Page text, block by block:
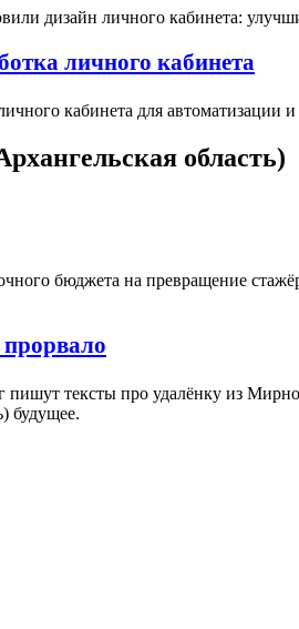
дизайн личного кабинета:
личного кабинета
кабинета для
область)
бюджета на превращение
пишут тексты про удалёнку из
будущее.